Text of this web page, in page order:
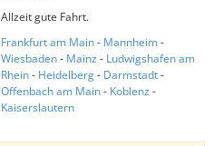
Allzeit gute Fahrt.
Frankfurt am Main- Mannheim-
Wiesbaden- Mainz - Ludwigshafen am
Rhein- Heidelberg- Darmstadt-
Offenbach am Main- Koblenz -
Kaiserslautern